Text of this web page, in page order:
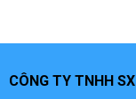
CÔNG TY TNHH